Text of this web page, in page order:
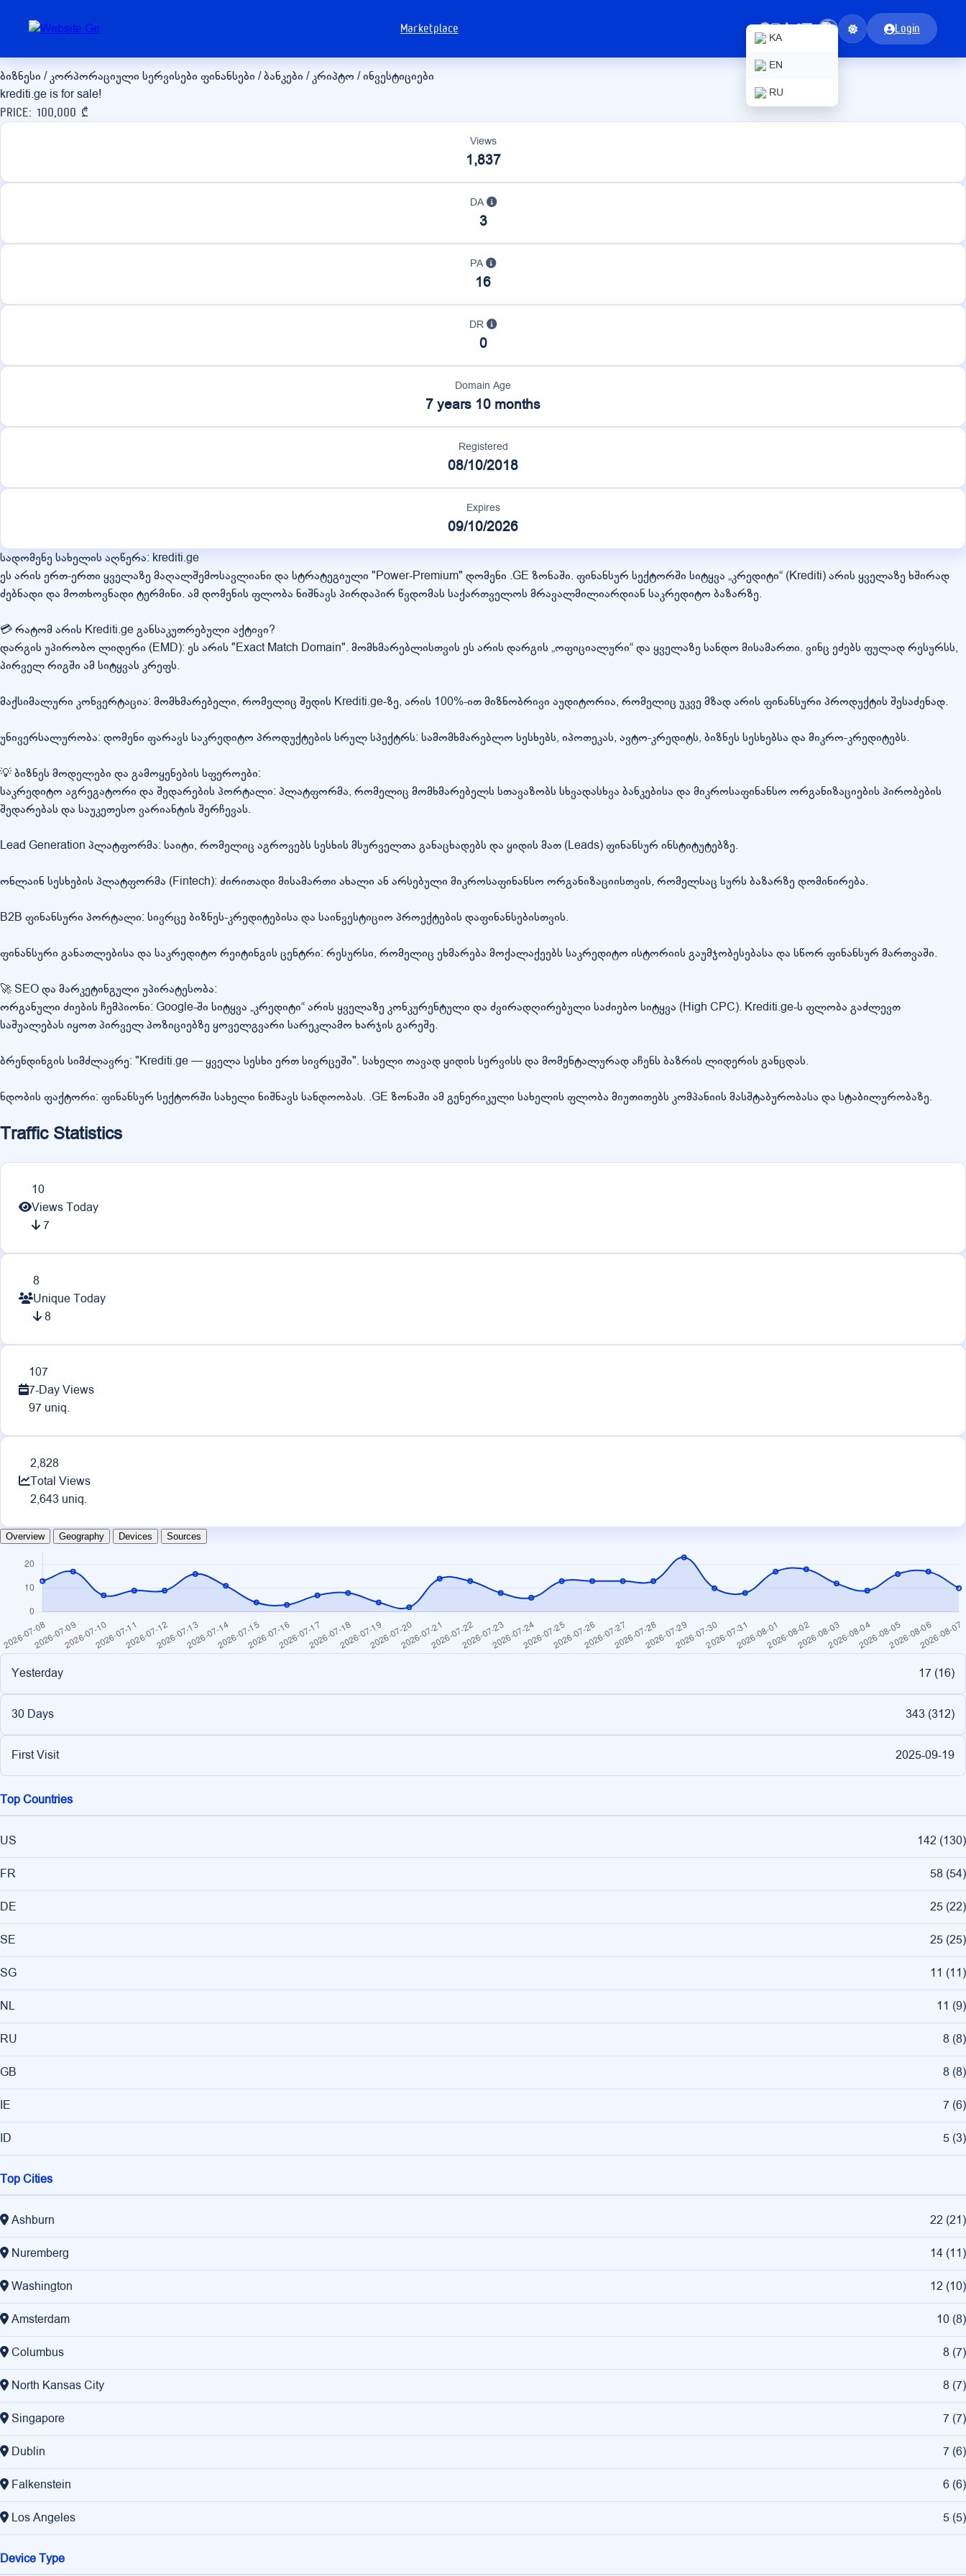
Marketplace
KA
EN
RU
Login
krediti.ge
ბიზნესი / კორპორაციული სერვისები ფინანსები / ბანკები / კრიპტო / ინვესტიციები
krediti.ge is for sale!
Price: 100,000 ₾
Views
1,837
DA
3
PA
16
DR
0
Domain Age
7 years 10 months
Registered
08/10/2018
Expires
09/10/2026
სადომენე სახელის აღწერა: krediti.ge
ეს არის ერთ-ერთი ყველაზე მაღალშემოსავლიანი და სტრატეგიული "Power-Premium" დომენი .GE ზონაში. ფინანსურ სექტორში სიტყვა „კრედიტი“ (Krediti) არის ყველაზე ხშირად
ძებნადი და მოთხოვნადი ტერმინი. ამ დომენის ფლობა ნიშნავს პირდაპირ წვდომას საქართველოს მრავალმილიარდიან საკრედიტო ბაზარზე.
💳 რატომ არის Krediti.ge განსაკუთრებული აქტივი?
დარგის უპირობო ლიდერი (EMD): ეს არის "Exact Match Domain". მომხმარებლისთვის ეს არის დარგის „ოფიციალური“ და ყველაზე სანდო მისამართი. ვინც ეძებს ფულად რესურსს,
პირველ რიგში ამ სიტყვას კრეფს.
მაქსიმალური კონვერტაცია: მომხმარებელი, რომელიც შედის Krediti.ge-ზე, არის 100%-ით მიზნობრივი აუდიტორია, რომელიც უკვე მზად არის ფინანსური პროდუქტის შესაძენად.
უნივერსალურობა: დომენი ფარავს საკრედიტო პროდუქტების სრულ სპექტრს: სამომხმარებლო სესხებს, იპოთეკას, ავტო-კრედიტს, ბიზნეს სესხებსა და მიკრო-კრედიტებს.
💡 ბიზნეს მოდელები და გამოყენების სფეროები:
საკრედიტო აგრეგატორი და შედარების პორტალი: პლატფორმა, რომელიც მომხმარებელს სთავაზობს სხვადასხვა ბანკებისა და მიკროსაფინანსო ორგანიზაციების პირობების
შედარებას და საუკეთესო ვარიანტის შერჩევას.
Lead Generation პლატფორმა: საიტი, რომელიც აგროვებს სესხის მსურველთა განაცხადებს და ყიდის მათ (Leads) ფინანსურ ინსტიტუტებზე.
ონლაინ სესხების პლატფორმა (Fintech): ძირითადი მისამართი ახალი ან არსებული მიკროსაფინანსო ორგანიზაციისთვის, რომელსაც სურს ბაზარზე დომინირება.
B2B ფინანსური პორტალი: სივრცე ბიზნეს-კრედიტებისა და საინვესტიციო პროექტების დაფინანსებისთვის.
ფინანსური განათლებისა და საკრედიტო რეიტინგის ცენტრი: რესურსი, რომელიც ეხმარება მოქალაქეებს საკრედიტო ისტორიის გაუმჯობესებასა და სწორ ფინანსურ მართვაში.
🚀 SEO და მარკეტინგული უპირატესობა:
ორგანული ძიების ჩემპიონი: Google-ში სიტყვა „კრედიტი“ არის ყველაზე კონკურენტული და ძვირადღირებული საძიებო სიტყვა (High CPC). Krediti.ge-ს ფლობა გაძლევთ
საშუალებას იყოთ პირველ პოზიციებზე ყოველგვარი სარეკლამო ხარჯის გარეშე.
ბრენდინგის სიმძლავრე: "Krediti.ge — ყველა სესხი ერთ სივრცეში". სახელი თავად ყიდის სერვისს და მომენტალურად აჩენს ბაზრის ლიდერის განცდას.
ნდობის ფაქტორი: ფინანსურ სექტორში სახელი ნიშნავს სანდოობას. .GE ზონაში ამ გენერიკული სახელის ფლობა მიუთითებს კომპანიის მასშტაბურობასა და სტაბილურობაზე.
Traffic Statistics
10
Views Today
7
8
Unique Today
8
107
7-Day Views
97 uniq.
2,828
Total Views
2,643 uniq.
Overview Geography Devices Sources
Yesterday 17 (16)
30 Days 343 (312)
First Visit 2025-09-19
Top Countries
US 142 (130)
FR 58 (54)
DE 25 (22)
SE 25 (25)
SG 11 (11)
NL 11 (9)
RU 8 (8)
GB 8 (8)
IE 7 (6)
ID 5 (3)
Top Cities
Ashburn 22 (21)
Nuremberg 14 (11)
Washington 12 (10)
Amsterdam 10 (8)
Columbus 8 (7)
North Kansas City 8 (7)
Singapore 7 (7)
Dublin 7 (6)
Falkenstein 6 (6)
Los Angeles 5 (5)
Device Type